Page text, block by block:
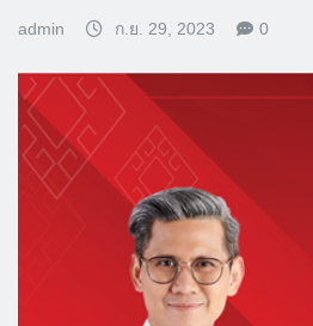
admin ก.ย. 29, 2023 0